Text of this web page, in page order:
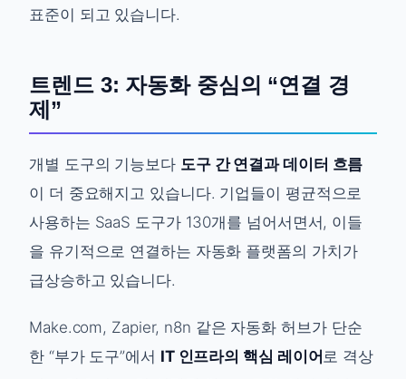
표준이 되고 있습니다.
트렌드 3: 자동화 중심의 “연결 경
제”
개별 도구의 기능보다 도구 간 연결과 데이터 흐름
이 더 중요해지고 있습니다. 기업들이 평균적으로
사용하는 SaaS 도구가 130개를 넘어서면서, 이들
을 유기적으로 연결하는 자동화 플랫폼의 가치가
급상승하고 있습니다.
Make.com, Zapier, n8n 같은 자동화 허브가 단순
한 “부가 도구”에서 IT 인프라의 핵심 레이어로 격상